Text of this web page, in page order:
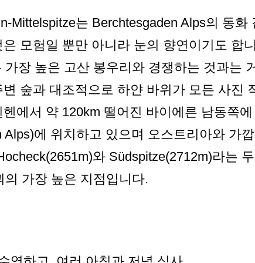
Mittelspitze는 Berchtesgaden Alps의 동화
모험일 뿐만 아니라 눈의 향연이기도 합
가장 높은 고산 봉우리와 경쟁하는 것과는
숲과 대조적으로 하얀 바위가 모든 사진
에서 약 120km 떨어진 바이에른 남동쪽
에 위치하고 있으며 오스트리아와 가
와 Südspitze(2712m)라는
가장 높은 지점입니다.